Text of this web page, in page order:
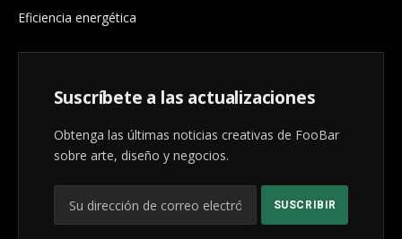
Eficiencia energética
Suscríbete a las actualizaciones
Obtenga las últimas noticias creativas de FooBar
sobre arte, diseño y negocios.